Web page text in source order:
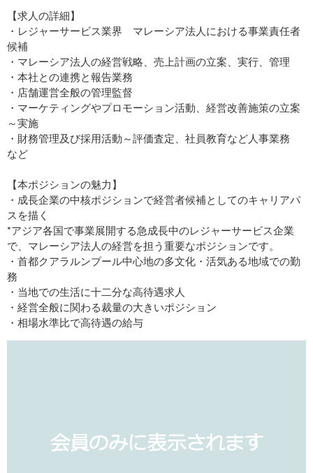
【求人の詳細】
・レジャーサービス業界 マレーシア法人における事業責任者
候補
・マレーシア法人の経営戦略、売上計画の立案、実行、管理
・本社との連携と報告業務
・店舗運営全般の管理監督
・マーケティングやプロモーション活動、経営改善施策の立案
～実施
・財務管理及び採用活動～評価査定、社員教育など人事業務
など
【本ポジションの魅力】
・成長企業の中核ポジションで経営者候補としてのキャリアパ
スを描く
*アジア各国で事業展開する急成長中のレジャーサービス企業
で、マレーシア法人の経営を担う重要なポジションです。
・首都クアラルンプール中心地の多文化・活気ある地域での勤
務
・当地での生活に十二分な高待遇求人
・経営全般に関わる裁量の大きいポジション
・相場水準比で高待遇の給与